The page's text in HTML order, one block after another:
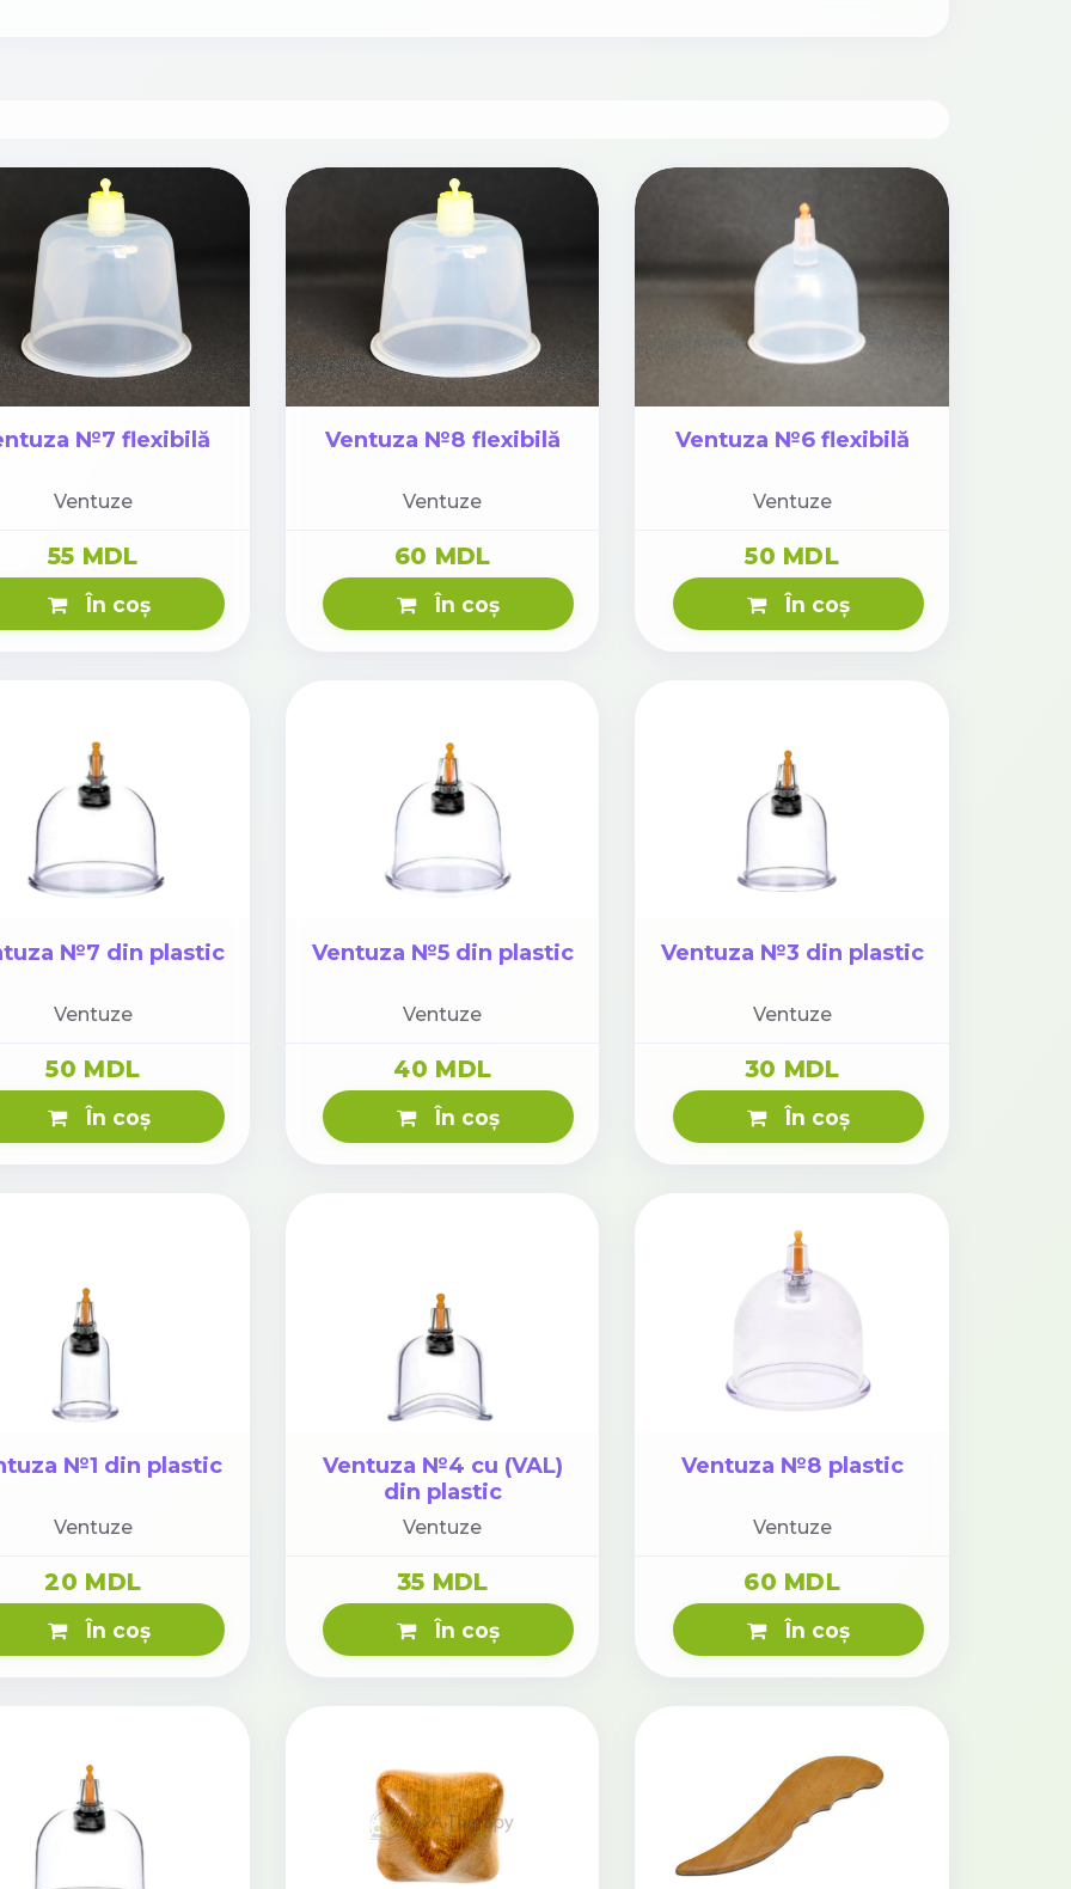
№7 flexibilă
Ventuze
55 MDL
În coș
Ventuza №8 flexibilă
Ventuze
60 MDL
În coș
Ventuza №6 flexibilă
Ventuze
50 MDL
În coș
№7 din plastic
Ventuze
50 MDL
În coș
Ventuza №5 din plastic
Ventuze
40 MDL
În coș
Ventuza №3 din plastic
Ventuze
30 MDL
În coș
№1 din plastic
Ventuze
20 MDL
În coș
Ventuza №4 cu (VAL)
din plastic
Ventuze
35 MDL
În coș
Ventuza №8 plastic
Ventuze
60 MDL
În coș